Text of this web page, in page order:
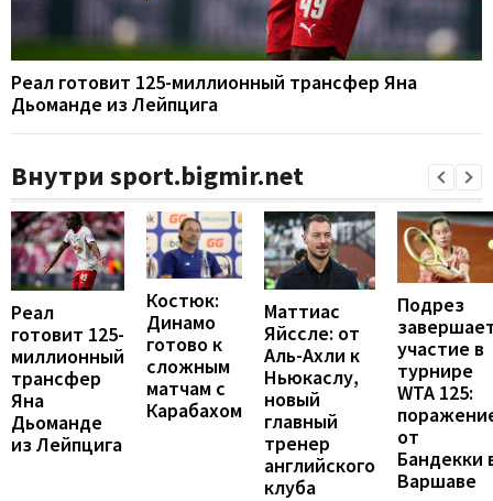
Реал готовит 125-миллионный трансфер Яна
Дьоманде из Лейпцига
Внутри sport.bigmir.net
Реал
готовит 125-
миллионный
трансфер
Яна
Дьоманде
из Лейпцига
Костюк:
Динамо
готово к
сложным
матчам с
Карабахом
Маттиас
Яйссле: от
Аль-Ахли к
Ньюкаслу,
новый
главный
тренер
английского
клуба
Подрез
участие в
турнире
WTA 125:
от
Бандекки
Варшаве